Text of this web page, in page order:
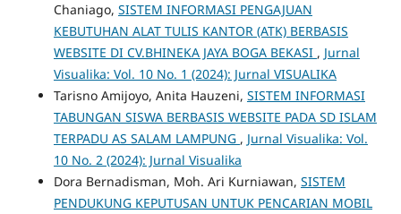
Chaniago, SISTEM INFORMASI PENGAJUAN
KEBUTUHAN ALAT TULIS KANTOR (ATK) BERBASIS
WEBSITE DI CV.BHINEKA JAYA BOGA BEKASI , Jurnal
Visualika: Vol. 10 No. 1 (2024): Jurnal VISUALIKA
Tarisno Amijoyo, Anita Hauzeni, SISTEM INFORMASI
TABUNGAN SISWA BERBASIS WEBSITE PADA SD ISLAM
TERPADU AS SALAM LAMPUNG , Jurnal Visualika: Vol.
10 No. 2 (2024): Jurnal Visualika
Dora Bernadisman, Moh. Ari Kurniawan, SISTEM
PENDUKUNG KEPUTUSAN UNTUK PENCARIAN MOBIL